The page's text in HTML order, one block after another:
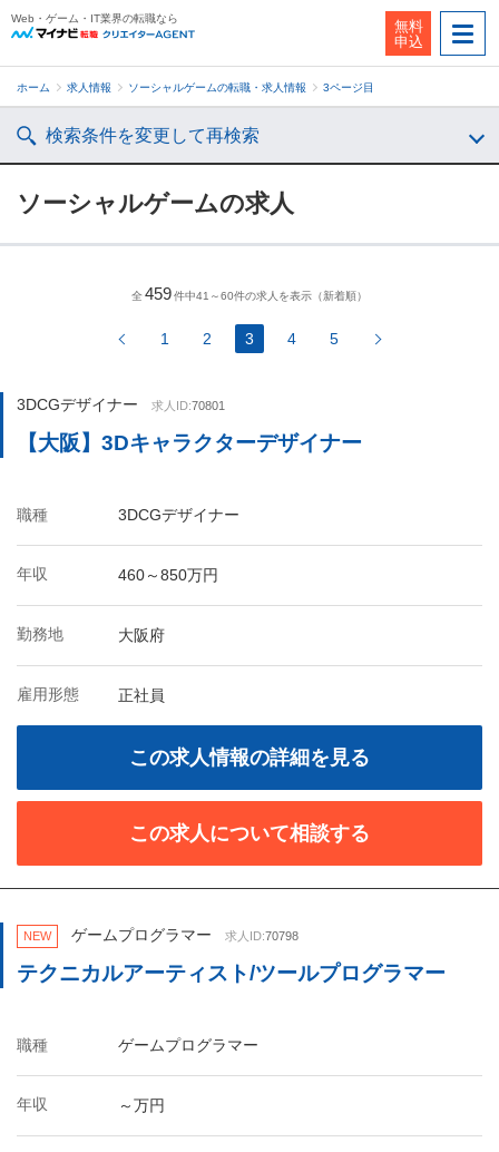
Web・ゲーム・IT業界の転職なら
無料
申込
ホーム 求人情報 ソーシャルゲームの転職・求人情報 3ページ目
検索条件を変更して再検索
ソーシャルゲームの求人
全459件中41～60件の求人を表示（新着順）
1 2 3 4 5
3DCGデザイナー 求人ID:70801
【大阪】3Dキャラクターデザイナー
職種 3DCGデザイナー
年収 460～850万円
勤務地 大阪府
雇用形態 正社員
この求人情報の詳細を見る
この求人について相談する
NEW ゲームプログラマー 求人ID:70798
テクニカルアーティスト/ツールプログラマー
職種 ゲームプログラマー
年収 ～万円